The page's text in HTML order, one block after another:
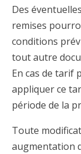
Des
remises
conditions
tout autre
En cas de tarif
appliquer ce
période de la
Toute
augmentation